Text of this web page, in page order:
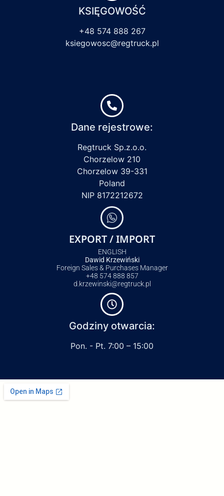
KSIĘGOWOŚĆ
+48 574 888 267
ksiegowosc@regtruck.pl
Dane rejestrowe:
Regtruck Sp.z.o.o.
Chorzelow 210
Chorzelow 39-331
Poland
NIP 8172212672
EXPORT / IMPORT
ENGLISH
Dawid Krzewiński
Foreign Sales & Purchases Manager
+48 574 888 857
d.krzewinski@regtruck.pl
Godziny otwarcia:
Pon. - Pt. 7:00 – 15:00